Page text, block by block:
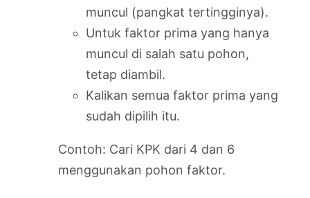
muncul (pangkat tertingginya).
Untuk faktor prima yang hanya
muncul di salah satu pohon,
tetap diambil.
Kalikan semua faktor prima yang
sudah dipilih itu.
Contoh: Cari KPK dari 4 dan 6
menggunakan pohon faktor.